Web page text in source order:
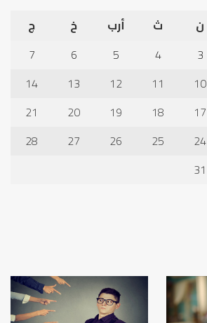
ن ث أرب خ
ج
3
4
5
6
7
10
11
12
13
14
17
18
19
20
21
24
25
26
27
28
31